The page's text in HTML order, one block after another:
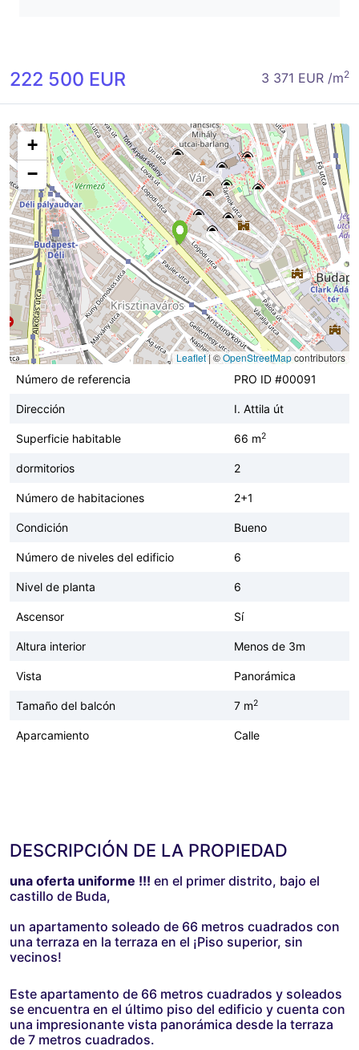
222 500 EUR 3 371 EUR /m2
+
−
Leaflet|©OpenStreetMapcontributors
Número de referencia
PRO ID #00091
Dirección I. Attila út
Superficie habitable 66 m2
dormitorios 2
Número de habitaciones 2+1
Condición Bueno
Número de niveles del edificio 6
Nivel de planta 6
Ascensor Sí
Altura interior Menos de 3m
Vista Panorámica
Tamaño del balcón 7 m2
Aparcamiento Calle
DESCRIPCIÓN DE LA PROPIEDAD
una oferta uniforme !!! en el primer distrito, bajo el
castillo de Buda,
un apartamento soleado de 66 metros cuadrados con
una terraza en la terraza en el ¡Piso superior, sin
vecinos!
Este apartamento de 66 metros cuadrados y soleados
se encuentra en el último piso del edificio y cuenta con
una impresionante vista panorámica desde la terraza
de 7 metros cuadrados.